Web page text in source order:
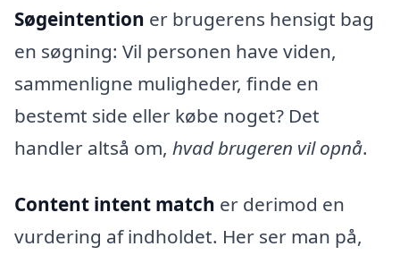
Søgeintention er brugerens hensigt bag
en søgning: Vil personen have viden,
sammenligne muligheder, finde en
bestemt side eller købe noget? Det
handler altså om, hvad brugeren vil opnå.
Content intent match er derimod en
vurdering af indholdet. Her ser man på,